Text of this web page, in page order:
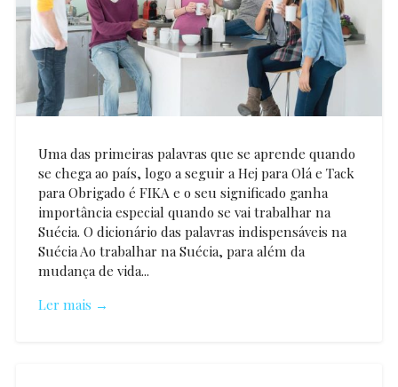
Uma das primeiras palavras que se aprende quando
se chega ao país, logo a seguir a Hej para Olá e Tack
para Obrigado é FIKA e o seu significado ganha
importância especial quando se vai trabalhar na
Suécia. O dicionário das palavras indispensáveis na
Suécia Ao trabalhar na Suécia, para além da
mudança de vida...
Ler mais →